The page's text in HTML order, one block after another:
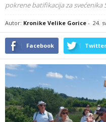
pokrene batifikacija za svećenika
Autor: Kronike Velike Gorice - 24.
Facebook Twitter